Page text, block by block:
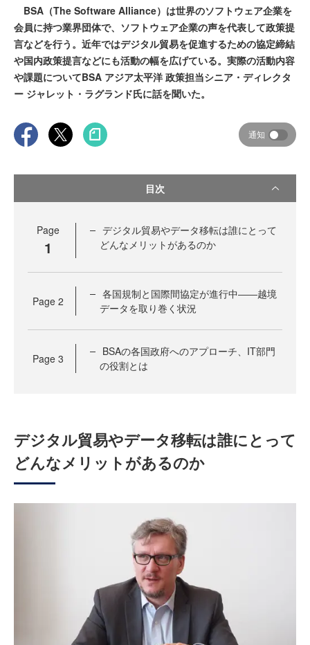
BSA（The Software Alliance）は世界のソフトウェア企業を
会員に持つ業界団体で、ソフトウェア企業の声を代表して政策提
言などを行う。近年ではデジタル貿易を促進するための協定締結
や国内政策提言などにも活動の幅を広げている。実際の活動内容
や課題についてBSA アジア太平洋 政策担当シニア・ディレクタ
ー ジャレット・ラグランド氏に話を聞いた。
通知
目次
Page
1
デジタル貿易やデータ移転は誰にとって
どんなメリットがあるのか
Page 2
各国規制と国際間協定が進行中――越境
データを取り巻く状況
Page 3
BSAの各国政府へのアプローチ、IT部門
の役割とは
デジタル貿易やデータ移転は誰にとって
どんなメリットがあるのか